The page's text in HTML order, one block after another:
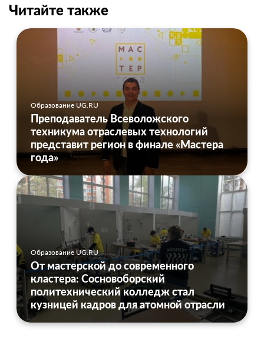
Читайте также
Образование UG.RU
Преподаватель Всеволожского
техникума отраслевых технологий
представит регион в финале «Мастера
года»
Образование UG.RU
От мастерской до современного
кластера: Сосновоборский
политехнический колледж стал
кузницей кадров для атомной отрасли